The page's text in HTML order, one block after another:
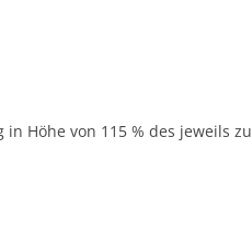
Höhe von 115 % des jeweils zu